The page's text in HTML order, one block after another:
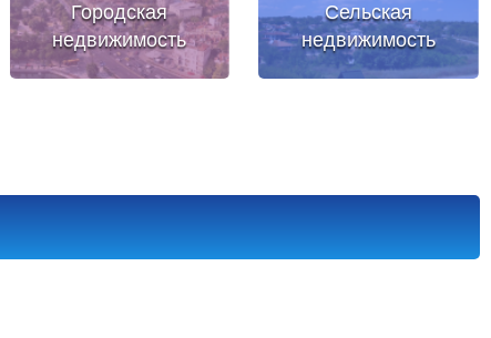
Городская
недвижимость
Сельская
недвижимость